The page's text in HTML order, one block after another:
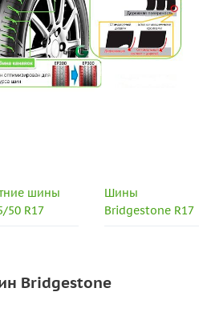
шины
50 R17
Шины
Bridgestone R17
Bridgestone